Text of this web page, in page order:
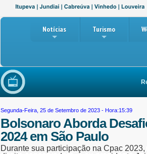
Notícias Turismo
Segunda-Feira, 25 de Setembro de 2023 - Hora:15:39
Bolsonaro Aborda
2024 em São Paulo
Durante sua participação na Cpac